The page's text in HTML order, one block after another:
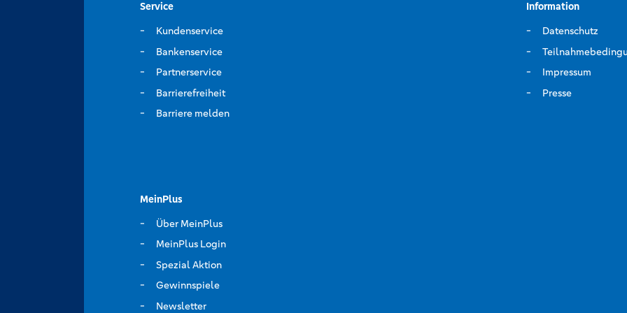
Service
Kundenservice
Bankenservice
Partnerservice
Barrierefreiheit
Barriere melden
Information
Datenschutz
Impressum
Presse
MeinPlus
Über MeinPlus
MeinPlus Login
Spezial Aktion
Gewinnspiele
Newsletter